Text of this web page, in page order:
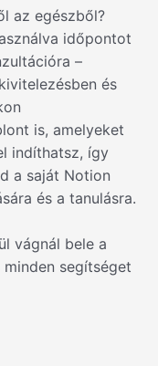
az egészből?
időpontot
–
és
is, amelyeket
indíthatsz, így
a saját Notion
és a tanulásra.
vágnál bele a
segítséget